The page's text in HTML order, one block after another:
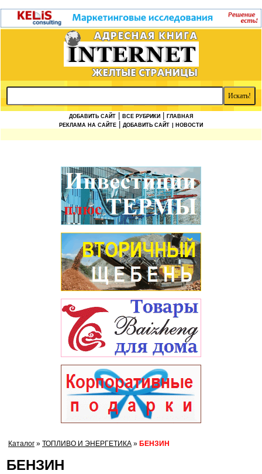
ДОБАВИТЬ САЙТ ВСЕ РУБРИКИ
ГЛАВНАЯ
РЕКЛАМА НА САЙТЕ
ДОБАВИТЬ САЙТ | НОВОСТИ
Каталог » ТОПЛИВО И ЭНЕРГЕТИКА » БЕНЗИН
БЕНЗИН